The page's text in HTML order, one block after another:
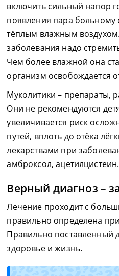
включить сильный напор
появления пара больному
тёплым влажным
заболевания надо
Чем более влажной она
организм освобождается
Муколитики – препараты,
Они не рекомендуются
увеличивается риск
путей, вплоть до отёка
лекарствами при
амброксол, ацетилцистеин.
Верный диагноз –
Лечение проходит с
правильно определена
Правильно поставленный
здоровье и жизнь.